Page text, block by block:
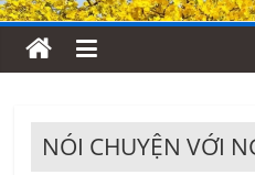
NÓI CHUYỆN VỚI